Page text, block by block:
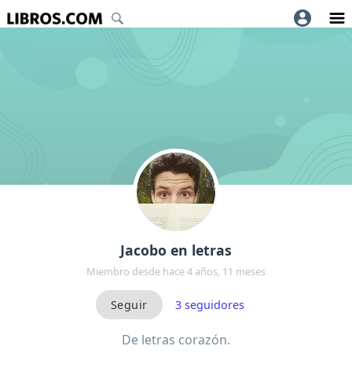
Jacobo en letras
Miembro desde hace 4 años, 11 meses
3seguidores
De letras corazón.